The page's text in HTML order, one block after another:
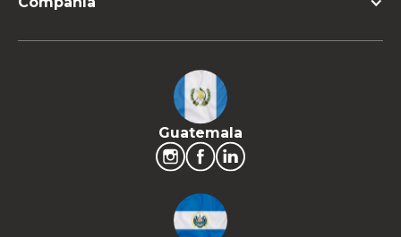
Guatemala